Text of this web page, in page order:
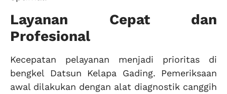
Layanan Cepat dan
Profesional
Kecepatan pelayanan menjadi prioritas di
bengkel Datsun Kelapa Gading. Pemeriksaan
awal dilakukan dengan alat diagnostik canggih